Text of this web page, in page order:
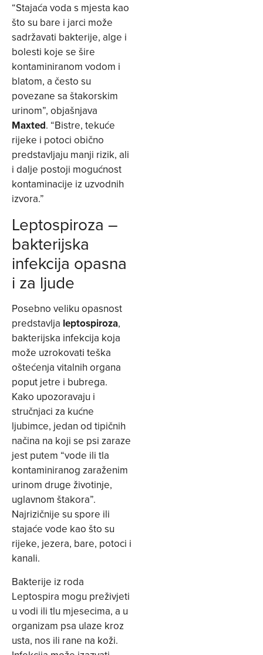
“Stajaća voda s mjesta kao
što su bare i jarci može
sadržavati bakterije, alge i
bolesti koje se šire
kontaminiranom vodom i
blatom, a često su
povezane sa štakorskim
urinom”, objašnjava
Maxted. “Bistre, tekuće
rijeke i potoci obično
predstavljaju manji rizik, ali
i dalje postoji mogućnost
kontaminacije iz uzvodnih
izvora.”
Leptospiroza –
bakterijska
infekcija opasna
i za ljude
Posebno veliku opasnost
predstavlja leptospiroza,
bakterijska infekcija koja
može uzrokovati teška
oštećenja vitalnih organa
poput jetre i bubrega.
Kako upozoravaju i
stručnjaci za kućne
ljubimce, jedan od tipičnih
načina na koji se psi zaraze
jest putem “vode ili tla
kontaminiranog zaraženim
urinom druge životinje,
uglavnom štakora”.
Najrizičnije su spore ili
stajaće vode kao što su
rijeke, jezera, bare, potoci i
kanali.
Bakterije iz roda
Leptospira mogu preživjeti
u vodi ili tlu mjesecima, a u
organizam psa ulaze kroz
usta, nos ili rane na koži.